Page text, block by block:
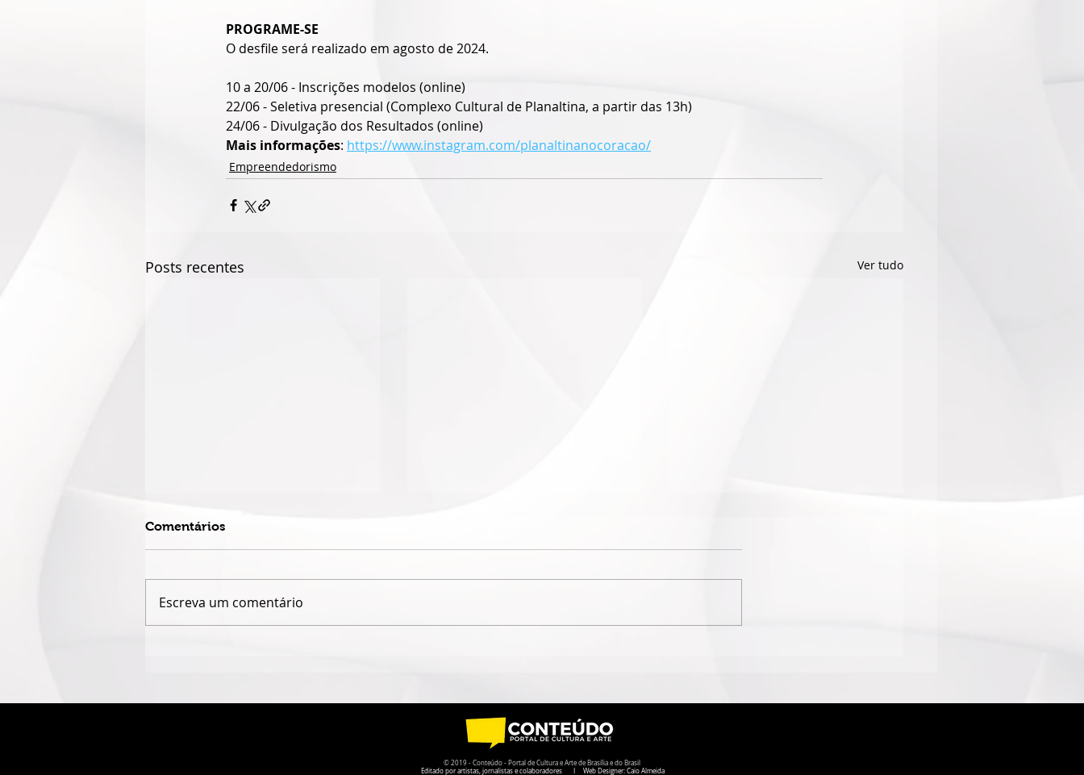
PROGRAME-SE
O desfile será realizado em agosto de 2024.
10 a 20/06 - Inscrições modelos (online)
22/06 - Seletiva presencial (Complexo Cultural de Planaltina, a partir das 13h)
24/06 - Divulgação dos Resultados (online)
Mais informações: https://www.instagram.com/planaltinanocoracao/
Empreendedorismo
Posts recentes Ver tudo
PARTICIPANTES
EM CARTAS NUNCA
ENVIADAS
CENTRO DO RIO
Comentários
Escreva um comentário
© 2019 - Conteúdo - Portal de Cultura e Arte de Brasília e do Brasil
Editado por artistas, jornalistas e colaboradores I Web Designer: Caio Almeida